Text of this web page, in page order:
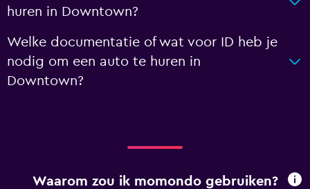
huren in Downtown?
Welke documentatie of wat voor ID heb je
nodig om een auto te huren in
Downtown?
Waarom zou ik momondo gebruiken?